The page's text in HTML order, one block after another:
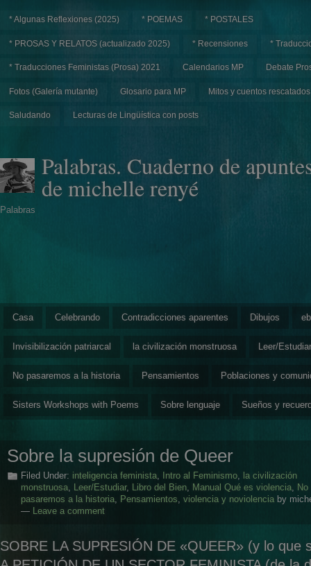
* Algunas Reflexiones (2025) * POEMAS * POSTALES
* PROSAS Y RELATOS (actualizado 2025) * Recensiones *
* Traducciones Feministas (Prosa) 2021 Calendarios MP Debate
Fotos (Galería mutante) Glosario para MP Mitos y cuentos rescatados
Saludando Lecturas de Lingüística con posts
Palabras. Cuaderno de
de michelle renyé
Palabras
Casa Celebrando Contradicciones aparentes Dibujos
Invisibilización patriarcal la civilización monstruosa Leer/Estudiar
No pasaremos a la historia Pensamientos Poblaciones y
Sisters Workshops with Poems Sobre lenguaje Sueños y
Sobre la supresión de Queer
Filed Under: inteligencia feminista, Intro al Feminismo, la civilización
monstruosa, Leer/Estudiar, Libro del Bien, Manual Qué es violencia, No
pasaremos a la historia, Pensamientos, violencia y noviolencia by
— Leave a comment
SOBRE LA SUPRESIÓN DE «QUEER» (y lo que